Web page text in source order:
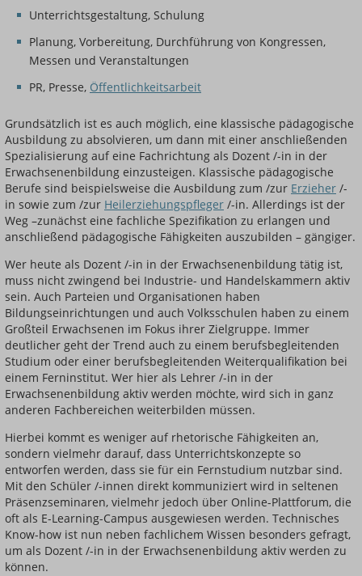
Unterrichtsgestaltung, Schulung
Planung, Vorbereitung, Durchführung von Kongressen,
Messen und Veranstaltungen
PR, Presse, Öffentlichkeitsarbeit
Grundsätzlich ist es auch möglich, eine klassische pädagogische
Ausbildung zu absolvieren, um dann mit einer anschließenden
Spezialisierung auf eine Fachrichtung als Dozent /-in in der
Erwachsenenbildung einzusteigen. Klassische pädagogische
Berufe sind beispielsweise die Ausbildung zum /zur Erzieher /-
in sowie zum /zur Heilerziehungspfleger /-in. Allerdings ist der
Weg –zunächst eine fachliche Spezifikation zu erlangen und
anschließend pädagogische Fähigkeiten auszubilden – gängiger.
Wer heute als Dozent /-in in der Erwachsenenbildung tätig ist,
muss nicht zwingend bei Industrie- und Handelskammern aktiv
sein. Auch Parteien und Organisationen haben
Bildungseinrichtungen und auch Volksschulen haben zu einem
Großteil Erwachsenen im Fokus ihrer Zielgruppe. Immer
deutlicher geht der Trend auch zu einem berufsbegleitenden
Studium oder einer berufsbegleitenden Weiterqualifikation bei
einem Ferninstitut. Wer hier als Lehrer /-in in der
Erwachsenenbildung aktiv werden möchte, wird sich in ganz
anderen Fachbereichen weiterbilden müssen.
Hierbei kommt es weniger auf rhetorische Fähigkeiten an,
sondern vielmehr darauf, dass Unterrichtskonzepte so
entworfen werden, dass sie für ein Fernstudium nutzbar sind.
Mit den Schüler /-innen direkt kommuniziert wird in seltenen
Präsenzseminaren, vielmehr jedoch über Online-Plattforum, die
oft als E-Learning-Campus ausgewiesen werden. Technisches
Know-how ist nun neben fachlichem Wissen besonders gefragt,
um als Dozent /-in in der Erwachsenenbildung aktiv werden zu
können.